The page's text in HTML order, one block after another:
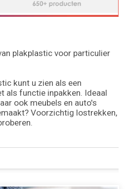
plakplastic voor particulier
kunt u zien als een
als functie inpakken. Ideaal
ook meubels en auto's
Voorzichtig lostrekken,